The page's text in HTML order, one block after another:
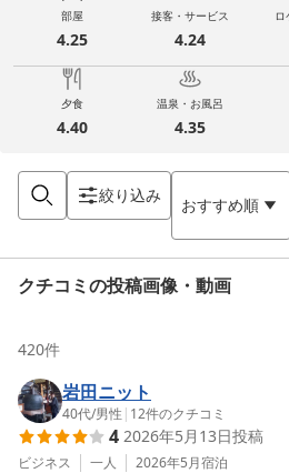
部屋
4.25
接客・サービス
4.24
夕食
4.40
温泉・お風呂
4.35
絞り込み おすすめ順
クチコミの投稿画像・動画
420件
岩田ニット
40代/男性 | 12件のクチコミ
4 2026年5月13日投稿
ビジネス 一人 2026年5月宿泊